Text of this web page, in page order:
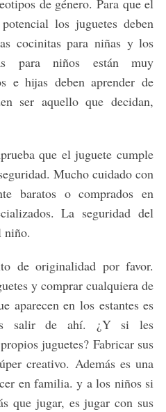
de género. Para que el
los juguetes deben
cocinitas para niñas y los
para niños están muy
e hijas deben aprender de
ser aquello que decidan,
que el juguete cumple
Mucho cuidado con
baratos o comprados en
La seguridad del
niño.
de originalidad por favor.
y comprar cualquiera de
aparecen en los estantes es
salir de ahí. ¿Y si les
juguetes? Fabricar sus
creativo. Además es una
en familia. y a los niños si
que jugar, es jugar con sus